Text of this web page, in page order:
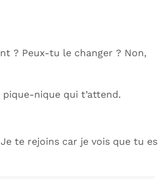
? Peux-tu le changer ? Non,
nique qui t’attend.
te rejoins car je vois que tu es